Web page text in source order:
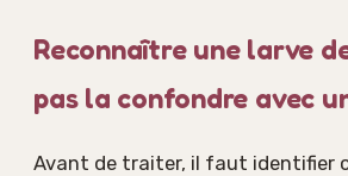
Reconnaître une larve
pas la confondre avec
Avant de traiter, il faut identifier